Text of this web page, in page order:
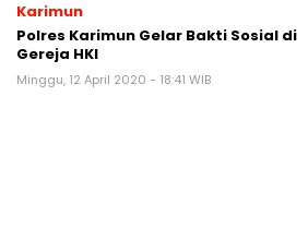
Karimun
Polres Karimun Gelar Bakti Sosial di
Gereja HKI
Minggu, 12 April 2020 - 18:41 WIB